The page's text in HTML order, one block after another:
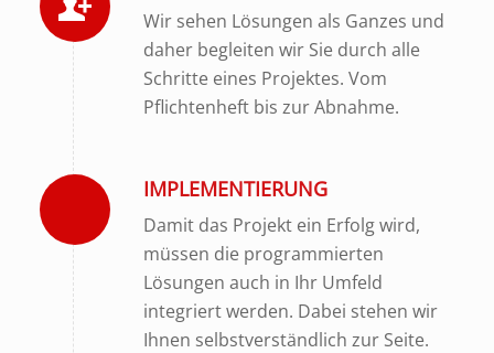
Wir sehen Lösungen als Ganzes und
daher begleiten wir Sie durch alle
Schritte eines Projektes. Vom
Pflichtenheft bis zur Abnahme.
IMPLEMENTIERUNG
Damit das Projekt ein Erfolg wird,
müssen die programmierten
Lösungen auch in Ihr Umfeld
integriert werden. Dabei stehen wir
Ihnen selbstverständlich zur Seite.